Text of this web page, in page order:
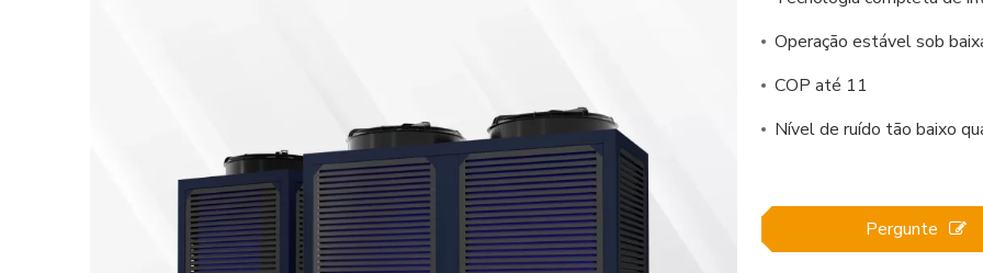
Operação estável sob
COP até 11
Nível de ruído tão baixo
Pergunte